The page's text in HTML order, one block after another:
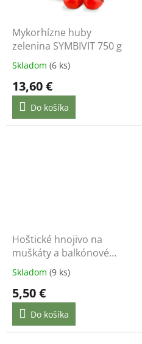
Mykorhízne huby
zelenina SYMBIVIT 750 g
Skladom (6 ks)
13,60 €
Do košíka
Hoštické hnojivo na
muškáty a balkónové
kvety 1 kg
Skladom (9 ks)
5,50 €
Do košíka